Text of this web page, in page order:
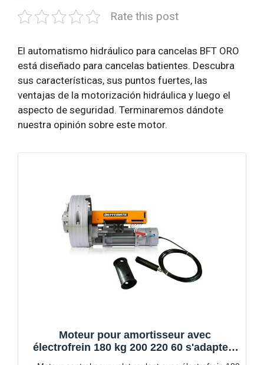
Rate this post
El automatismo hidráulico para cancelas BFT ORO
está diseñado para cancelas batientes. Descubra
sus características, sus puntos fuertes, las
ventajas de la motorización hidráulica y luego el
aspecto de seguridad. Terminaremos dándote
nuestra opinión sobre este motor.
Moteur pour amortisseur avec
électrofrein 180 kg 200 220 60 s'adapte à